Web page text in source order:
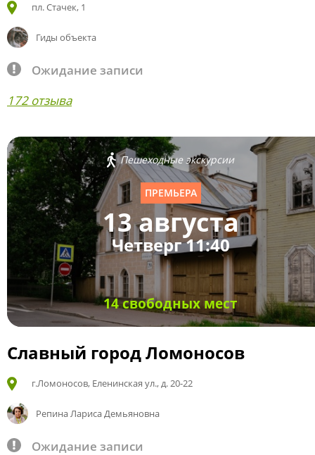
пл. Стачек, 1
Гиды объекта
Ожидание записи
172 отзыва
Пешеходные экскурсии
ПРЕМЬЕРА
13 августа
Четверг 11:40
14 свободных мест
Славный город Ломоносов
г.Ломоносов, Еленинская ул., д. 20-22
Репина Лариса Демьяновна
Ожидание записи